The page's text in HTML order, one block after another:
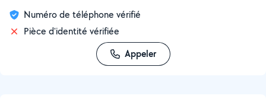
Numéro de téléphone vérifié
Pièce d'identité vérifiée
Appeler